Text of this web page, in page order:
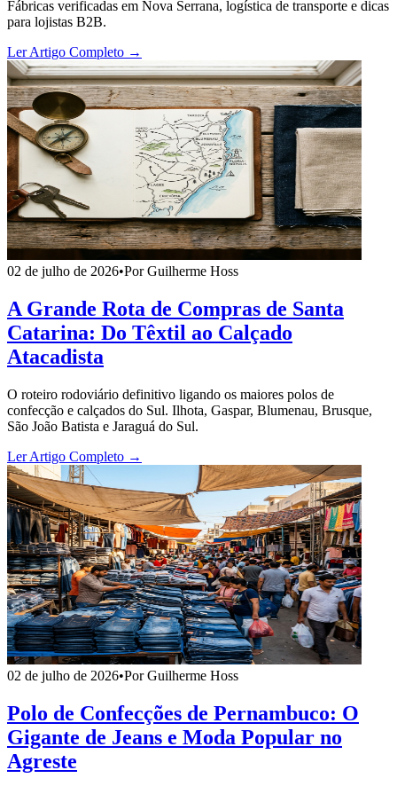
Fábricas verificadas em Nova Serrana, logística de transporte e dicas
para lojistas B2B.
Ler Artigo Completo →
02 de julho de 2026•Por Guilherme Hoss
A Grande Rota de Compras de Santa
Catarina: Do Têxtil ao Calçado
Atacadista
O roteiro rodoviário definitivo ligando os maiores polos de
confecção e calçados do Sul. Ilhota, Gaspar, Blumenau, Brusque,
São João Batista e Jaraguá do Sul.
Ler Artigo Completo →
02 de julho de 2026•Por Guilherme Hoss
Polo de Confecções de Pernambuco: O
Gigante de Jeans e Moda Popular no
Agreste